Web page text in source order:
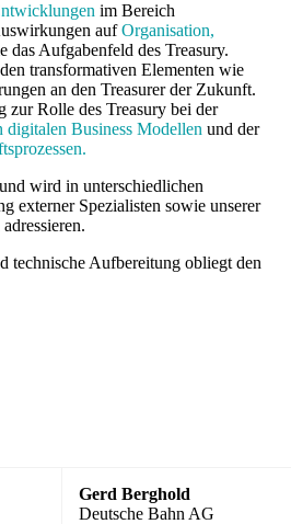
im Bereich
aufOrganisation,
das Aufgabenfeld des Treasury.
transformativen Elementen wie
an den Treasurer der Zukunft.
zur Rolle des Treasury bei der
digitalen Business Modellen und der
wird in unterschiedlichen
externer Spezialisten sowie unserer
technische Aufbereitung obliegt den
Gerd Berghold
Deutsche Bahn AG